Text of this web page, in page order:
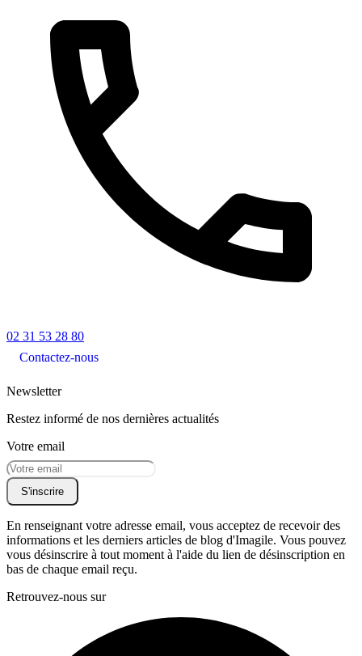
02 31 53 28 80
Contactez-nous
Newsletter
Restez informé de nos dernières actualités
Votre email
S'inscrire
En renseignant votre adresse email, vous acceptez de recevoir des
informations et les derniers articles de blog d'Imagile. Vous pouvez
vous désinscrire à tout moment à l'aide du lien de désinscription en
bas de chaque email reçu.
Retrouvez-nous sur